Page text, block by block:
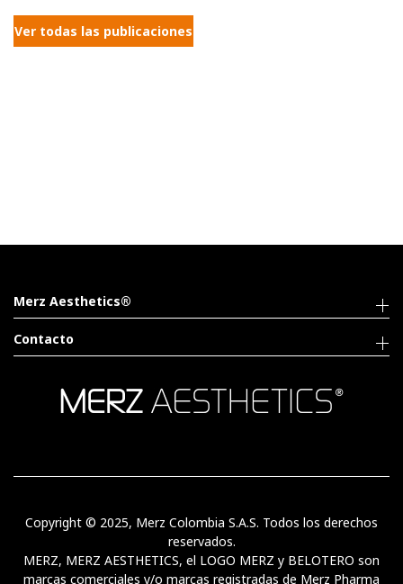
Ver todas las publicaciones
Merz Aesthetics®
Contacto
Copyright © 2025, Merz Colombia S.A.S. Todos los derechos
reservados.
MERZ, MERZ AESTHETICS, el LOGO MERZ y BELOTERO son
marcas comerciales y/o marcas registradas de Merz Pharma